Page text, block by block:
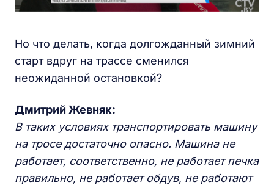
Но что делать, когда долгожданный зимний
старт вдруг на трассе сменился
неожиданной остановкой?
Дмитрий Жевняк:
Втаких условиях транспортировать машину
на троседостаточноопасно. Машина не
работает, соответственно, не работает печка
правильно, не работает обдув, не работают